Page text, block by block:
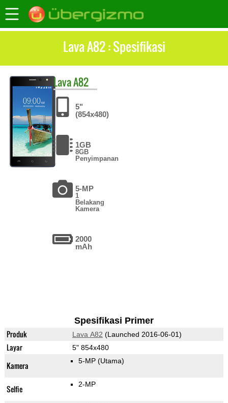
Lava A82 : Spesifikasi
LavaA82
5"
(854x480)
1GB
8GB
Penyimpanan
5-MP
1
Belakang
Kamera
2000
mAh
Spesifikasi Primer
Produk Lava A82 (Launched 2016-06-01)
Layar 5" 854x480
Kamera 5-MP (Utama)
Selfie 2-MP